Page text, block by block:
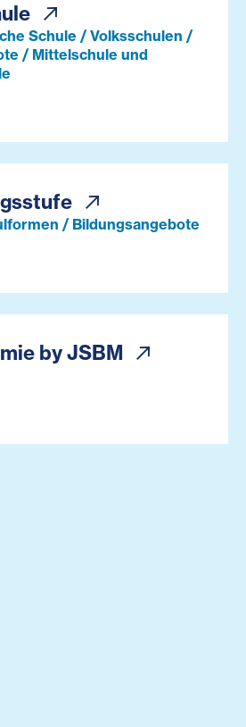
Schule / Volksschulen /
/ Mittelschule und
/ Bildungsangebote
by JSBM